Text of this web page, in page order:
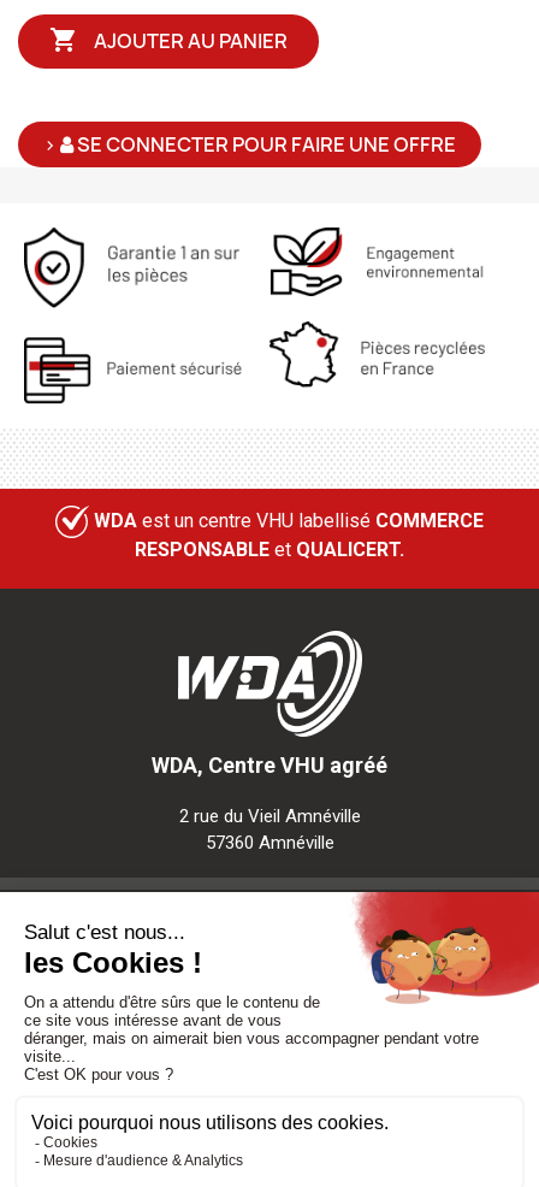
 AJOUTER AU PANIER
> SE CONNECTER POUR FAIRE UNE OFFRE
WDA est un centre VHU labellisé COMMERCE
RESPONSABLE et QUALICERT.
WDA, Centre VHU agréé
2 rue du Vieil Amnéville
57360 Amnéville
Besoin d'aide